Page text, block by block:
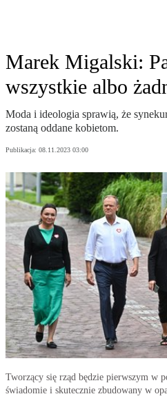
Marek Migalski:
wszystkie albo
Moda i ideologia sprawią, że
zostaną oddane kobietom.
Publikacja: 08.11.2023 03:00
Tworzący się rząd będzie pierwszym w
świadomie i skutecznie zbudowany w